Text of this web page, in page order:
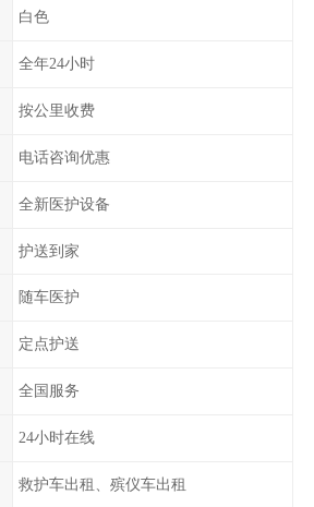
白色
全年24小时
按公里收费
电话咨询优惠
全新医护设备
护送到家
随车医护
定点护送
全国服务
24小时在线
救护车出租、殡仪车出租